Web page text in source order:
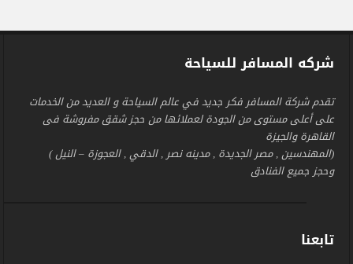
شركه المسافر للسياحة
تقدم شركة المسافر فكر جديد في عالم السياحة و العديد من الخدمات
على أعلى مستوى من الجودة لعملائها من حجز شقق مفروشة فى
القاهرة والجيزة
(المهندسين , مصر الجديدة , مدينه نصر , الدقي , العجوزة – النيل )
وحجز جميع الفنادق
تابعنا